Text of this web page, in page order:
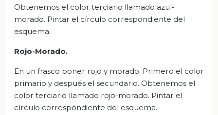
Obtenemos el color terciario llamado azul-
morado. Pintar el círculo correspondiente del
esquema.
Rojo-Morado.
En un frasco poner rojo y morado. Primero el color
primario y después el secundario. Obtenemos el
color terciario llamado rojo-morado. Pintar el
círculo correspondiente del esquema.